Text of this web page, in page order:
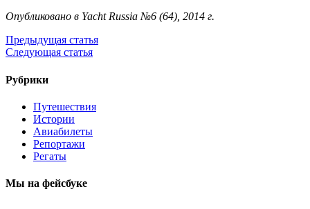
Опубликовано в Yacht Russia №6 (64), 2014 г.
Предыдущая статья
Следующая статья
Рубрики
Путешествия
Истории
Авиабилеты
Репортажи
Регаты
Мы на фейсбуке